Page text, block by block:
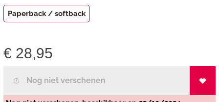
Paperback / softback
€ 28,95
Nog niet verschenen